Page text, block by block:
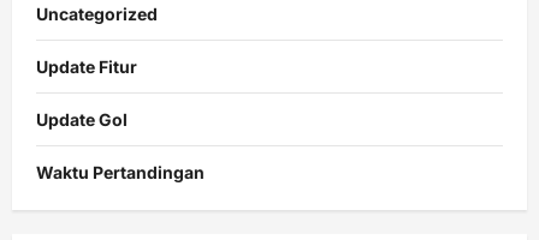
Uncategorized
Update Fitur
Update Gol
Waktu Pertandingan